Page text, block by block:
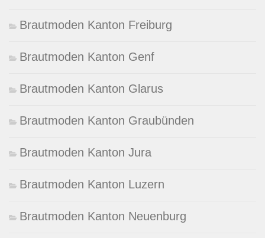
Brautmoden Kanton Freiburg
Brautmoden Kanton Genf
Brautmoden Kanton Glarus
Brautmoden Kanton Graubünden
Brautmoden Kanton Jura
Brautmoden Kanton Luzern
Brautmoden Kanton Neuenburg